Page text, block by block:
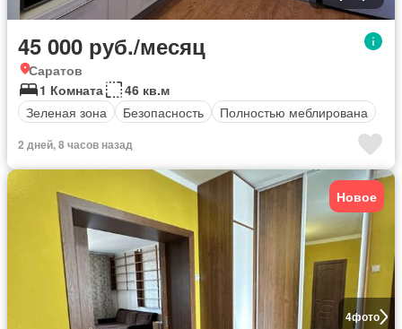
45 000 руб./месяц
Саратов
1 Комната
46 кв.м
Зеленая зона
Безопасность Полностью меблирована
2 дней, 8 часов назад
4фото
Новое